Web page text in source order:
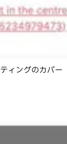
ィングのカバー